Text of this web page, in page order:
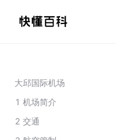
大邱国际机场
1 机场简介
2 交通